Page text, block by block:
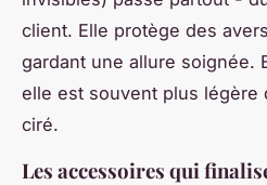
client. Elle protège des
gardant une allure soignée.
elle est souvent plus légère
ciré.
Les accessoires qui